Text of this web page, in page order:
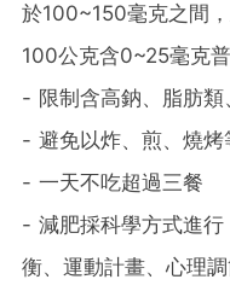
於100~150毫克之間
100公克含0~25毫克普
- 限制含高鈉、脂肪類
- 避免以炸、煎、燒烤
- 一天不吃超過三餐
- 減肥採科學方式進
衡、運動計畫、心理